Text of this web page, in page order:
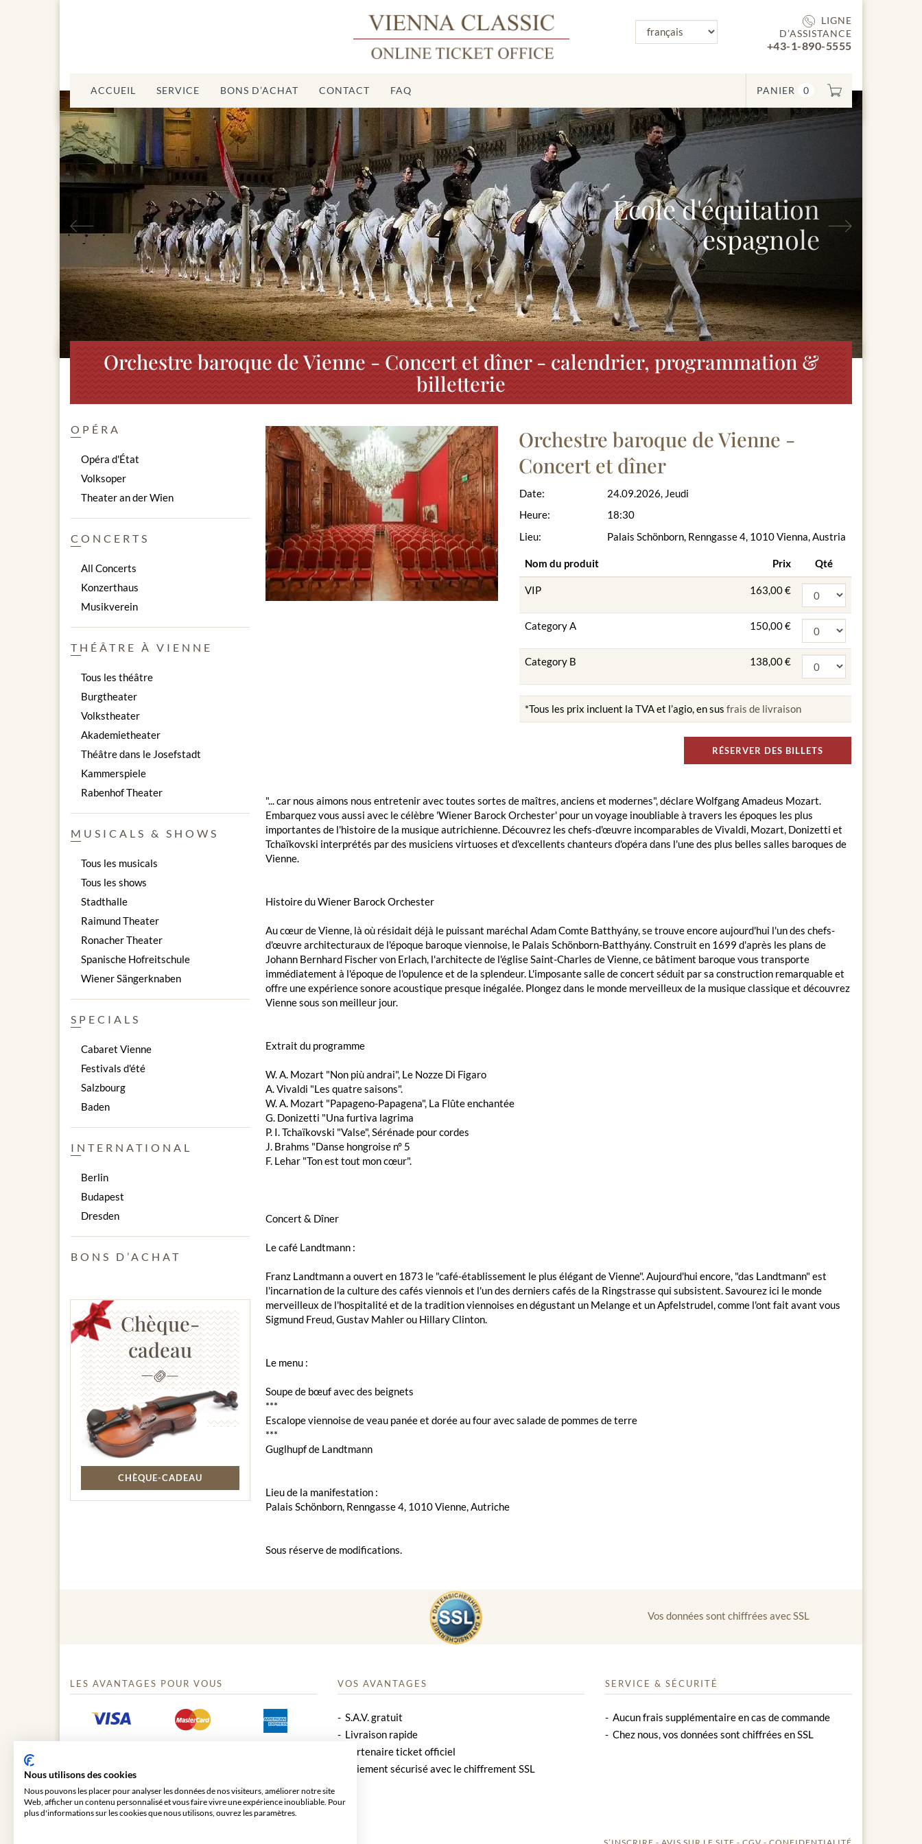
LIGNE
D’ASSISTANCE
+43-1-890-5555
PANIER 0
ACCUEIL SERVICE BONS D’ACHAT CONTACT FAQ
École d'équitation
espagnole
Précédent
Orchestre baroque de Vienne - Concert et dîner - calendrier, programmation &
billetterie
Orchestre baroque de Vienne -
Concert et dîner
Date:
Heure:
Lieu:
24.09.2026, Jeudi
18:30
Palais Schönborn, Renngasse 4, 1010 Vienna, Austria
Nom du produit Prix Qté
VIP 163,00 €
Category A 150,00 €
Category B 138,00 €
*Tous les prix incluent la TVA et l’agio, en sus frais de livraison
RÉSERVER DES BILLETS
"... car nous aimons nous entretenir avec toutes sortes de maîtres, anciens et modernes", déclare Wolfgang Amadeus Mozart.
Embarquez vous aussi avec le célèbre 'Wiener Barock Orchester' pour un voyage inoubliable à travers les époques les plus
importantes de l'histoire de la musique autrichienne. Découvrez les chefs-d'œuvre incomparables de Vivaldi, Mozart, Donizetti et
Tchaïkovski interprétés par des musiciens virtuoses et d'excellents chanteurs d'opéra dans l'une des plus belles salles baroques de
Vienne.
Histoire du Wiener Barock Orchester
Au cœur de Vienne, là où résidait déjà le puissant maréchal Adam Comte Batthyány, se trouve encore aujourd'hui l'un des chefs-
d'œuvre architecturaux de l'époque baroque viennoise, le Palais Schönborn-Batthyány. Construit en 1699 d'après les plans de
Johann Bernhard Fischer von Erlach, l'architecte de l'église Saint-Charles de Vienne, ce bâtiment baroque vous transporte
immédiatement à l'époque de l'opulence et de la splendeur. L'imposante salle de concert séduit par sa construction remarquable et
offre une expérience sonore acoustique presque inégalée. Plongez dans le monde merveilleux de la musique classique et découvrez
Vienne sous son meilleur jour.
Extrait du programme
W. A. Mozart "Non più andrai", Le Nozze Di Figaro
A. Vivaldi "Les quatre saisons".
W. A. Mozart "Papageno-Papagena", La Flûte enchantée
G. Donizetti "Una furtiva lagrima
P. I. Tchaïkovski "Valse", Sérénade pour cordes
J. Brahms "Danse hongroise n° 5
F. Lehar "Ton est tout mon cœur".
Concert & Dîner
Le café Landtmann :
Franz Landtmann a ouvert en 1873 le "café-établissement le plus élégant de Vienne". Aujourd'hui encore, "das Landtmann" est
l'incarnation de la culture des cafés viennois et l'un des derniers cafés de la Ringstrasse qui subsistent. Savourez ici le monde
merveilleux de l'hospitalité et de la tradition viennoises en dégustant un Melange et un Apfelstrudel, comme l'ont fait avant vous
Sigmund Freud, Gustav Mahler ou Hillary Clinton.
Le menu :
Soupe de bœuf avec des beignets
***
Escalope viennoise de veau panée et dorée au four avec salade de pommes de terre
***
Guglhupf de Landtmann
Lieu de la manifestation :
Palais Schönborn, Renngasse 4, 1010 Vienne, Autriche
Sous réserve de modifications.
OPÉRA
Opéra d'État
Volksoper
Theater an der Wien
CONCERTS
All Concerts
Konzerthaus
Musikverein
THÉÂTRE À VIENNE
Tous les théâtre
Burgtheater
Volkstheater
Akademietheater
Théâtre dans le Josefstadt
Kammerspiele
Rabenhof Theater
MUSICALS & SHOWS
Tous les musicals
Tous les shows
Stadthalle
Raimund Theater
Ronacher Theater
Spanische Hofreitschule
Wiener Sängerknaben
SPECIALS
Cabaret Vienne
Festivals d'été
Salzbourg
Baden
INTERNATIONAL
Berlin
Budapest
Dresden
BONS D’ACHAT
Chèque-
cadeau
CHÈQUE-CADEAU
Vos données sont chiffrées avec SSL
LES AVANTAGES POUR VOUS VOS AVANTAGES
S.A.V. gratuit
Livraison rapide
Partenaire ticket officiel
Paiement sécurisé avec le chiffrement SSL
SERVICE & SÉCURITÉ
Aucun frais supplémentaire en cas de commande
Chez nous, vos données sont chiffrées en SSL
Nous utilisons des cookies
Nous pouvons les placer pour analyser les données de nos visiteurs, améliorer notre site
Web, afficher un contenu personnalisé et vous faire vivre une expérience inoubliable. Pour
plus d'informations sur les cookies que nous utilisons, ouvrez les paramètres.